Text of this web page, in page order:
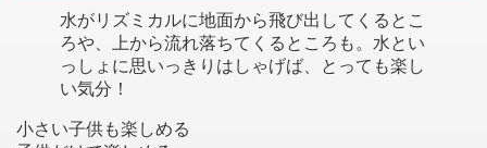
水がリズミカルに地面から飛び出してくるとこ
ろや、上から流れ落ちてくるところも。水とい
っしょに思いっきりはしゃげば、とっても楽し
い気分！
小さい子供も楽しめる